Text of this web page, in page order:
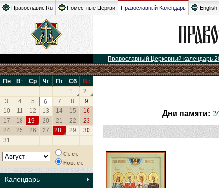
Православие.Ru Поместные Церкви Православный Календарь English
Православный Церковный календарь
Пн Вт Ср Чт Пт Сб
Вс
1
2
3
4 5 6 7 8
9
10
11 12 13 14 15
16
17
18 19 20 21 22
23
24
25 26 27 28 29
30
31
Ст. ст.
Нов. ст.
Календарь
Дни памяти: